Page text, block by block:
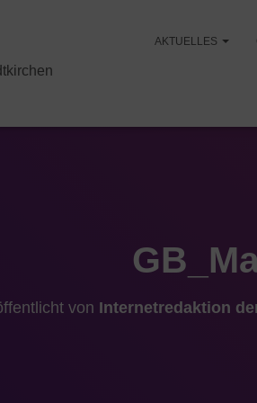
AKTUELLES
von Internetredaktion